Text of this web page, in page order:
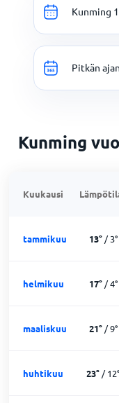
Kunming
Pitkän
Kunming
Kuukausi
tammikuu 13°/3°
helmikuu 17°/4°
maaliskuu 21°/9°
huhtikuu 23° /12°